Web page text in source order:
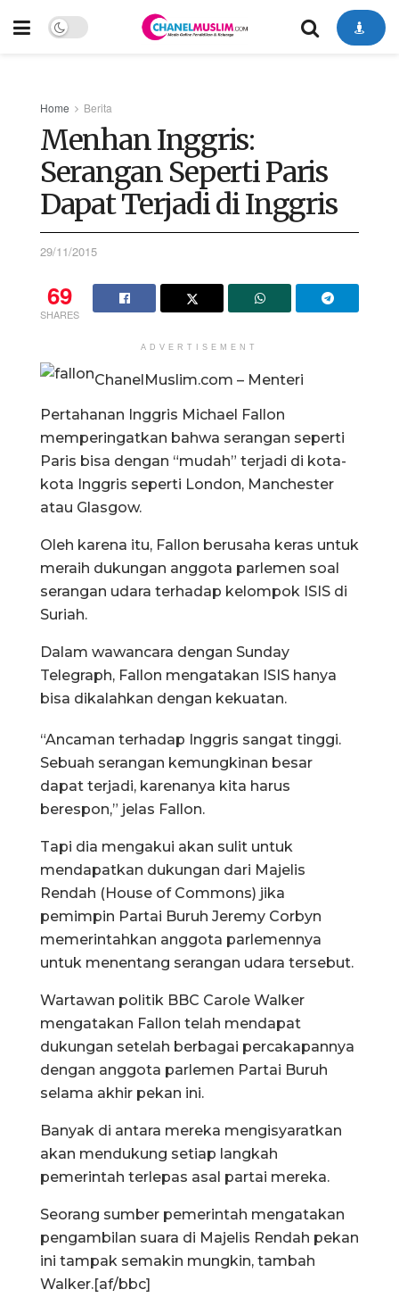
Home Berita
Menhan Inggris:
Serangan Seperti Paris
Dapat Terjadi di Inggris
29/11/2015
69
SHARES
ADVERTISEMENT
ChanelMuslim.com – Menteri
Pertahanan Inggris Michael Fallon
memperingatkan bahwa serangan seperti
Paris bisa dengan “mudah” terjadi di kota-
kota Inggris seperti London, Manchester
atau Glasgow.
Oleh karena itu, Fallon berusaha keras untuk
meraih dukungan anggota parlemen soal
serangan udara terhadap kelompok ISIS di
Suriah.
Dalam wawancara dengan Sunday
Telegraph, Fallon mengatakan ISIS hanya
bisa dikalahkan dengan kekuatan.
“Ancaman terhadap Inggris sangat tinggi.
Sebuah serangan kemungkinan besar
dapat terjadi, karenanya kita harus
berespon,” jelas Fallon.
Tapi dia mengakui akan sulit untuk
mendapatkan dukungan dari Majelis
Rendah (House of Commons) jika
pemimpin Partai Buruh Jeremy Corbyn
memerintahkan anggota parlemennya
untuk menentang serangan udara tersebut.
Wartawan politik BBC Carole Walker
mengatakan Fallon telah mendapat
dukungan setelah berbagai percakapannya
dengan anggota parlemen Partai Buruh
selama akhir pekan ini.
Banyak di antara mereka mengisyaratkan
akan mendukung setiap langkah
pemerintah terlepas asal partai mereka.
Seorang sumber pemerintah mengatakan
pengambilan suara di Majelis Rendah pekan
ini tampak semakin mungkin, tambah
Walker.[af/bbc]